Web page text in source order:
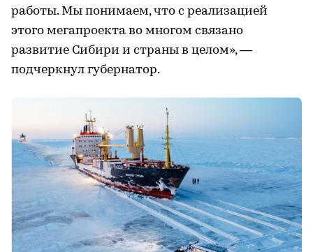
работы. Мы понимаем, что с реализацией
этого мегапроекта во многом связано
развитие Сибири и страны в целом», —
подчеркнул губернатор.